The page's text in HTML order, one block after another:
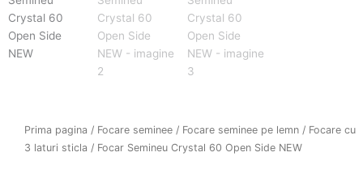
Prima pagina / Focare seminee / Focare seminee pe lemn / Focare cu
3 laturi sticla / Focar Semineu Crystal 60 Open Side NEW